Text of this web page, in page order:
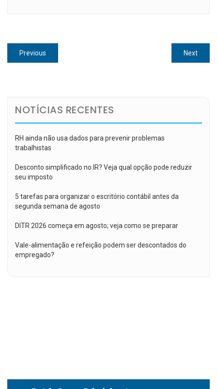
Navegação
de
Previous
post:
NextNext
post:
NOTÍCIAS RECENTES
RH ainda não usa dados para prevenir problemas
trabalhistas
Desconto simplificado no IR? Veja qual opção pode reduzir
seu imposto
5 tarefas para organizar o escritório contábil antes da
segunda semana de agosto
DITR 2026 começa em agosto; veja como se preparar
Vale-alimentação e refeição podem ser descontados do
empregado?